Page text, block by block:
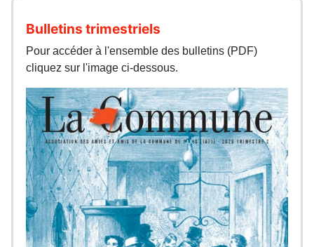
Bulletins trimestriels
Pour accéder à l'ensemble des bulletins (PDF)
cliquez sur l'image ci-dessous.